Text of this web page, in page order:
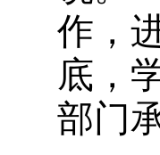
作，
底，
部门